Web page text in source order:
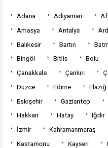
Adana Adıyaman
Amasya
Antalya
Balıkesir
Bartın
Bingöl
Bitlis Bolu
Çanakkale
Çankırı
Düzce
Edirne Elazığ
Eskişehir
Gaziantep
Hakkari
Hatay Iğdır
İzmir
Kahramanmaraş
Kastamonu
Kayseri